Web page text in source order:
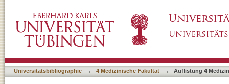
Universitätsbibliographie → 4 Medizinische Fakultät → Auflistung 4